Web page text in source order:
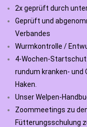
2x geprüft durch
Geprüft und
Verbandes
Wurmkontrolle /
4-Wochen-
rundum kranken- und
Haken.
Unser Welpen-
Zoommeetings zu
Fütterungsschulung